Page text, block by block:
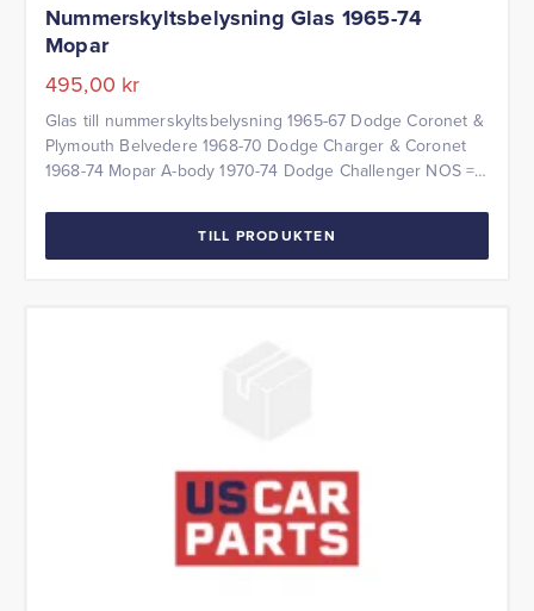
Nummerskyltsbelysning Glas 1965-74
Mopar
495,00 kr
Glas till nummerskyltsbelysning 1965-67 Dodge Coronet &
Plymouth Belvedere 1968-70 Dodge Charger & Coronet
1968-74 Mopar A-body 1970-74 Dodge Challenger NOS =
TILL PRODUKTEN